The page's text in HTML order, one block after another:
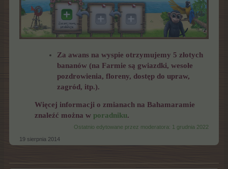
Za awans na wyspie otrzymujemy 5 złotych
bananów (na Farmie są gwiazdki, wesołe
pozdrowienia, floreny, dostęp do upraw,
zagród, itp.).
Więcej informacji o zmianach na Bahamaramie
znaleźć można w poradniku.
Ostatnio edytowane przez moderatora: 1 grudnia 2022
19 sierpnia 2014